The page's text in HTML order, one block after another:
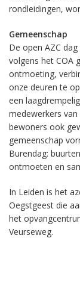
rondleidingen,
Gemeenschap
De open AZC
volgens het COA
ontmoeting,
onze deuren te
een
medewerkers
bewoners ook
gemeenschap
Burendag:
ontmoeten en
In Leiden is het
Oegstgeest die
het
Veurseweg.